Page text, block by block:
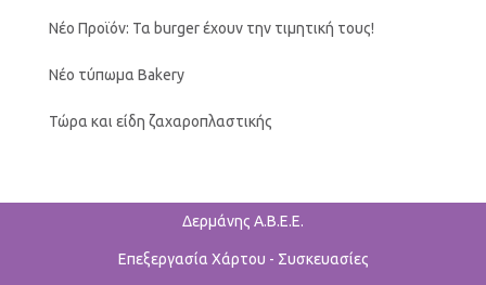
Νέο Προϊόν: Τα burger έχουν την τιμητική τους!
Νέο τύπωμα Bakery
Τώρα και είδη ζαχαροπλαστικής
Δερμάνης Α.Β.Ε.Ε.
Επεξεργασία Χάρτου - Συσκευασίες